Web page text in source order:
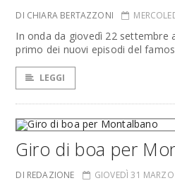
DI CHIARA BERTAZZONI
In onda da giovedì 22 settembre
primo dei nuovi episodi del
LEGGI
Giro di boa per
DI REDAZIONE GIOVEDÌ 31